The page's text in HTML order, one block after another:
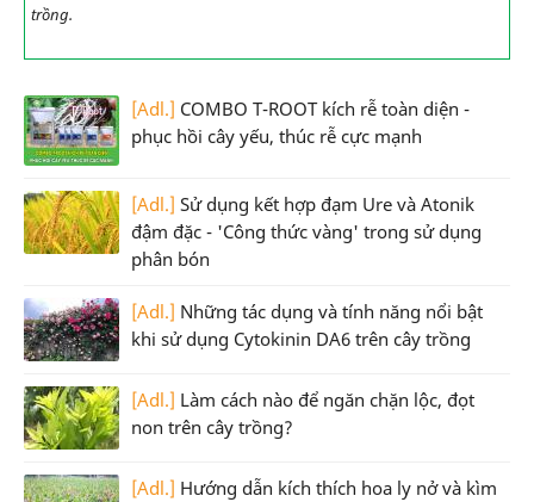
trồng.
[Adl.] COMBO T-ROOT kích rễ toàn diện -
phục hồi cây yếu, thúc rễ cực mạnh
[Adl.] Sử dụng kết hợp đạm Ure và Atonik
đậm đặc - 'Công thức vàng' trong sử dụng
phân bón
[Adl.] Những tác dụng và tính năng nổi bật
khi sử dụng Cytokinin DA6 trên cây trồng
[Adl.] Làm cách nào để ngăn chặn lộc, đọt
non trên cây trồng?
[Adl.] Hướng dẫn kích thích hoa ly nở và kìm